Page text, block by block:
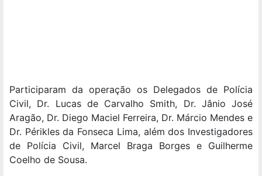
Participaram da operação os Delegados de Polícia
Civil, Dr. Lucas de Carvalho Smith, Dr. Jânio José
Aragão, Dr. Diego Maciel Ferreira, Dr. Márcio Mendes e
Dr. Périkles da Fonseca Lima, além dos Investigadores
de Polícia Civil, Marcel Braga Borges e Guilherme
Coelho de Sousa.